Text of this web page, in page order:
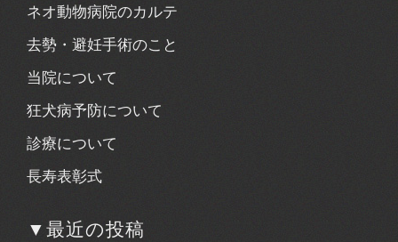
ネオ動物病院のカルテ
去勢・避妊手術のこと
当院について
狂犬病予防について
診療について
長寿表彰式
▼最近の投稿